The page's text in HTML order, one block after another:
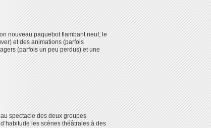
nouveau paquebot flambant neuf, le
et des animations (parfois
(parfois un peu perdus) et une
spectacle des deux groupes
les scènes théâtrales à des